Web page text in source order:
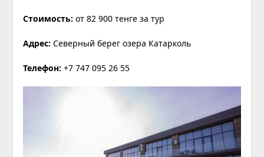
Стоимость: от 82 900 тенге за тур
Адрес: Северный берег озера Катарколь
Телефон: +7 747 095 26 55